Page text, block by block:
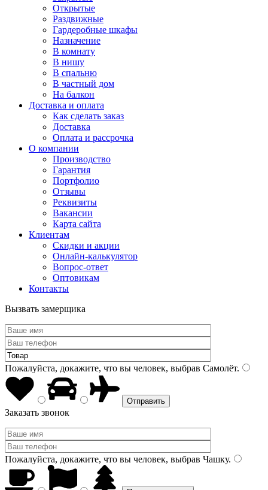
Открытые
Раздвижные
Гардеробные шкафы
Назначение
В комнату
В нишу
В спальню
В частный дом
На балкон
Доставка и оплата
Как сделать заказ
Доставка
Оплата и рассрочка
О компании
Производство
Гарантия
Портфолио
Отзывы
Реквизиты
Вакансии
Карта сайта
Клиентам
Скидки и акции
Онлайн-калькулятор
Вопрос-ответ
Оптовикам
Контакты
Вызвать замерщика
Пожалуйста, докажите, что вы человек, выбрав Самолёт.
Заказать звонок
Пожалуйста, докажите, что вы человек, выбрав Чашку.